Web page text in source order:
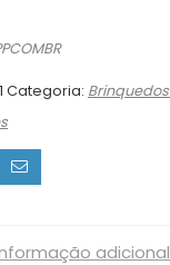
Categoria:
adicional